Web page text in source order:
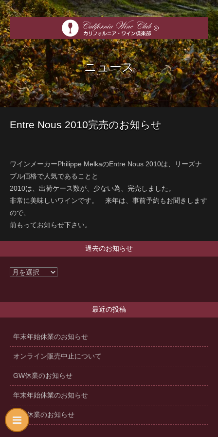
ニュース
Entre Nous 2010完売のお知らせ
ワインメーカーPhilippe MelkaのEntre Nous 2010は、リーズナ
ブル価格で人気であることと
2010は、出荷ケース数が、少ない為、完売しました。
非常に美味しいワインです。 来年は、事前予約もお聞きします
ので、
前もってお知らせ下さい。
過去のお知らせ
最近の投稿
年末年始休業のお知らせ
オンライン販売中止について
GW休業のお知らせ
年末年始休業のお知らせ
夏季休業のお知らせ